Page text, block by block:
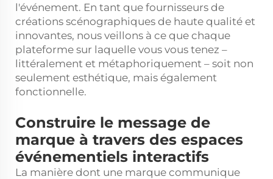
l'événement. En tant que fournisseurs de
créations scénographiques de haute qualité et
innovantes, nous veillons à ce que chaque
plateforme sur laquelle vous vous tenez –
littéralement et métaphoriquement – soit non
seulement esthétique, mais également
fonctionnelle.
Construire le message de
marque à travers des espaces
événementiels interactifs
La manière dont une marque communique